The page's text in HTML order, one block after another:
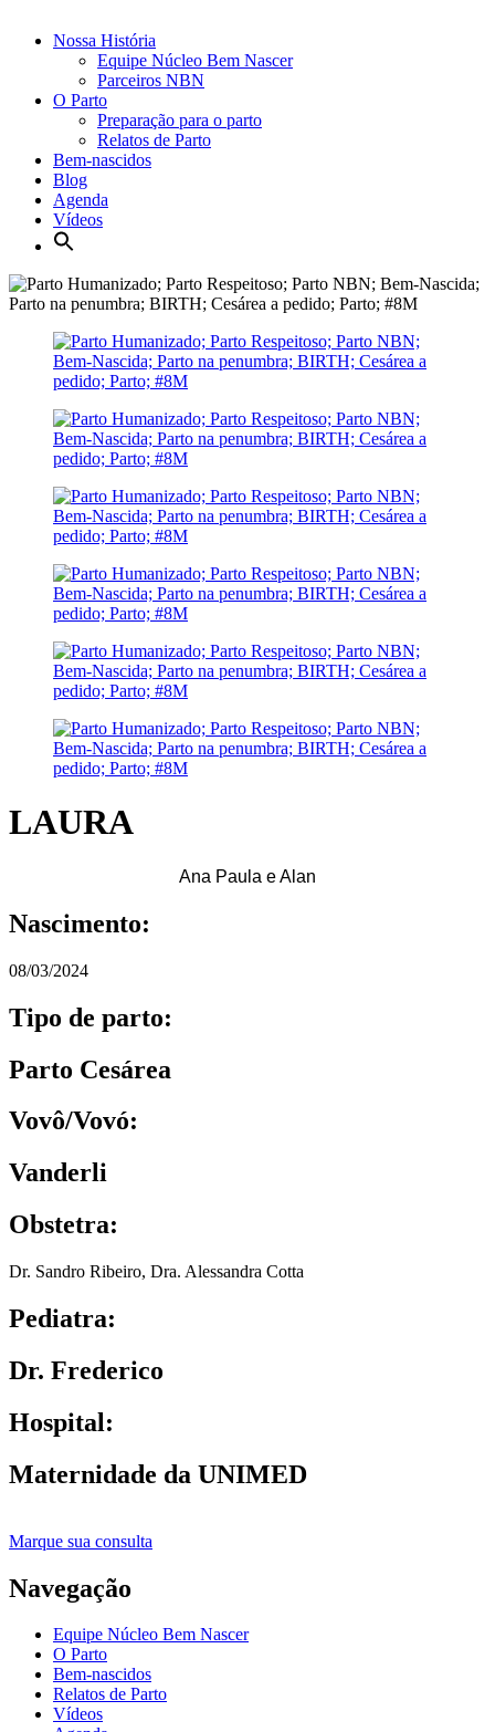
Nossa História
Equipe Núcleo Bem Nascer
Parceiros NBN
O Parto
Preparação para o parto
Relatos de Parto
Bem-nascidos
Blog
Agenda
Vídeos
LAURA
Ana Paula e Alan
Nascimento:
08/03/2024
Tipo de parto:
Parto Cesárea
Vovô/Vovó:
Vanderli
Obstetra:
Dr. Sandro Ribeiro, Dra. Alessandra Cotta
Pediatra:
Dr. Frederico
Hospital:
Maternidade da UNIMED
Marque sua consulta
Navegação
Equipe Núcleo Bem Nascer
O Parto
Bem-nascidos
Relatos de Parto
Vídeos